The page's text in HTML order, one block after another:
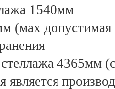
1540мм
(мах допустимая
4365мм
является